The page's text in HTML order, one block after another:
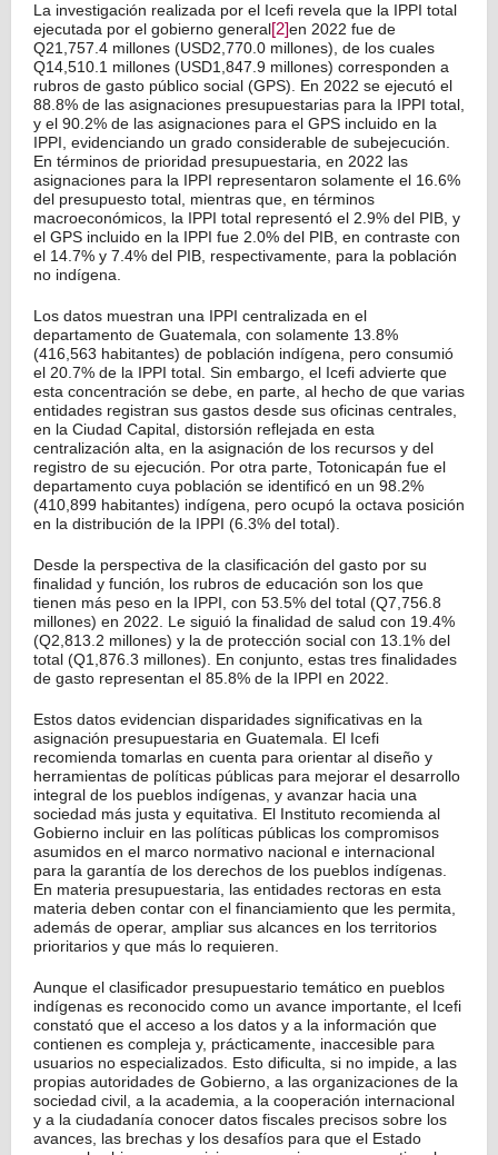
La investigación realizada por el Icefi revela que la IPPI total
ejecutada por el gobierno general[2]en 2022 fue de
Q21,757.4 millones (USD2,770.0 millones), de los cuales
Q14,510.1 millones (USD1,847.9 millones) corresponden a
rubros de gasto público social (GPS). En 2022 se ejecutó el
88.8% de las asignaciones presupuestarias para la IPPI total,
y el 90.2% de las asignaciones para el GPS incluido en la
IPPI, evidenciando un grado considerable de subejecución.
En términos de prioridad presupuestaria, en 2022 las
asignaciones para la IPPI representaron solamente el 16.6%
del presupuesto total, mientras que, en términos
macroeconómicos, la IPPI total representó el 2.9% del PIB, y
el GPS incluido en la IPPI fue 2.0% del PIB, en contraste con
el 14.7% y 7.4% del PIB, respectivamente, para la población
no indígena.
Los datos muestran una IPPI centralizada en el
departamento de Guatemala, con solamente 13.8%
(416,563 habitantes) de población indígena, pero consumió
el 20.7% de la IPPI total. Sin embargo, el Icefi advierte que
esta concentración se debe, en parte, al hecho de que varias
entidades registran sus gastos desde sus oficinas centrales,
en la Ciudad Capital, distorsión reflejada en esta
centralización alta, en la asignación de los recursos y del
registro de su ejecución. Por otra parte, Totonicapán fue el
departamento cuya población se identificó en un 98.2%
(410,899 habitantes) indígena, pero ocupó la octava posición
en la distribución de la IPPI (6.3% del total).
Desde la perspectiva de la clasificación del gasto por su
finalidad y función, los rubros de educación son los que
tienen más peso en la IPPI, con 53.5% del total (Q7,756.8
millones) en 2022. Le siguió la finalidad de salud con 19.4%
(Q2,813.2 millones) y la de protección social con 13.1% del
total (Q1,876.3 millones). En conjunto, estas tres finalidades
de gasto representan el 85.8% de la IPPI en 2022.
Estos datos evidencian disparidades significativas en la
asignación presupuestaria en Guatemala. El Icefi
recomienda tomarlas en cuenta para orientar al diseño y
herramientas de políticas públicas para mejorar el desarrollo
integral de los pueblos indígenas, y avanzar hacia una
sociedad más justa y equitativa. El Instituto recomienda al
Gobierno incluir en las políticas públicas los compromisos
asumidos en el marco normativo nacional e internacional
para la garantía de los derechos de los pueblos indígenas.
En materia presupuestaria, las entidades rectoras en esta
materia deben contar con el financiamiento que les permita,
además de operar, ampliar sus alcances en los territorios
prioritarios y que más lo requieren.
Aunque el clasificador presupuestario temático en pueblos
indígenas es reconocido como un avance importante, el Icefi
constató que el acceso a los datos y a la información que
contienen es compleja y, prácticamente, inaccesible para
usuarios no especializados. Esto dificulta, si no impide, a las
propias autoridades de Gobierno, a las organizaciones de la
sociedad civil, a la academia, a la cooperación internacional
y a la ciudadanía conocer datos fiscales precisos sobre los
avances, las brechas y los desafíos para que el Estado